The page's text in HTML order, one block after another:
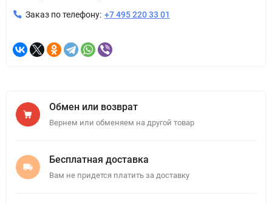
Заказ по телефону: +7 495 220 33 01
Обмен или возврат
Вернем или обменяем на другой товар
Бесплатная доставка
Вам не придется платить за доставку